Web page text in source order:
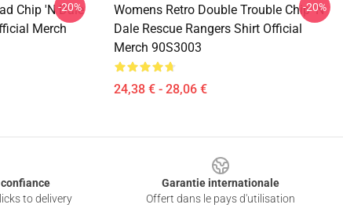
Chip 'n Dale
Merch
-20%
Womens Retro Double Trouble Chip 'n
Dale Rescue Rangers Shirt Official
Merch 90S3003
24,38 € - 28,06 €
-20%
to delivery
Garantie internationale
Offert dans le pays d'utilisation